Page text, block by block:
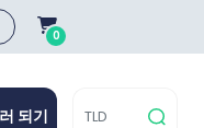
0
되기